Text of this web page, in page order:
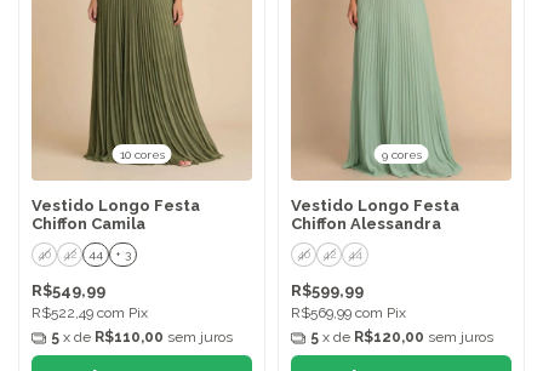
10 cores
Vestido Longo Festa
Chiffon Camila
40 42 44 + 3
R$549,99
R$522,49 com Pix
5 x de R$110,00 sem juros
9 cores
Vestido Longo Festa
Chiffon Alessandra
40 42 44
R$599,99
R$569,99 com Pix
5 x de R$120,00 sem juros